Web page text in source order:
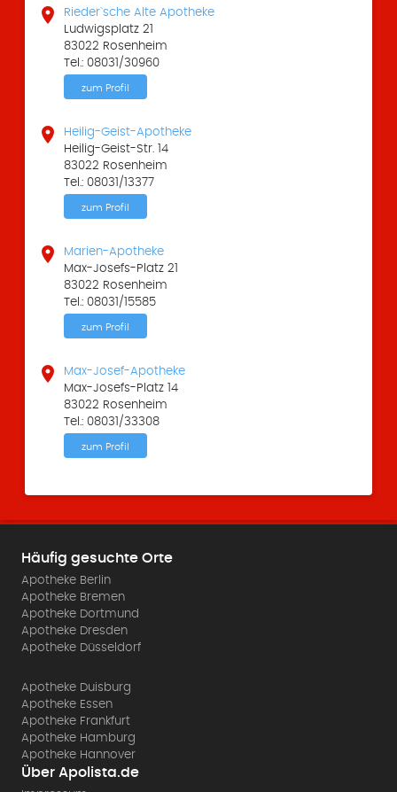

Rieder`sche Alte Apotheke
Ludwigsplatz 21
83022 Rosenheim
Tel.: 08031/30960
zum Profil

Heilig-Geist-Apotheke
Heilig-Geist-Str. 14
83022 Rosenheim
Tel.: 08031/13377
zum Profil

Marien-Apotheke
Max-Josefs-Platz 21
83022 Rosenheim
Tel.: 08031/15585
zum Profil

Max-Josef-Apotheke
Max-Josefs-Platz 14
83022 Rosenheim
Tel.: 08031/33308
zum Profil
Häufig gesuchte Orte
Apotheke Berlin
Apotheke Bremen
Apotheke Dortmund
Apotheke Dresden
Apotheke Düsseldorf
Apotheke Duisburg
Apotheke Essen
Apotheke Frankfurt
Apotheke Hamburg
Apotheke Hannover
Über Apolista.de